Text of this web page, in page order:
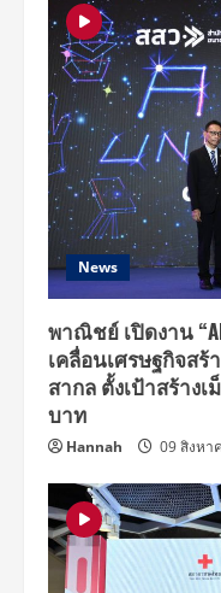
ความ
ฮอต
ส่ง
ท้าย
ปี
กา
รัน
ตี
ลุ
คนี้
หล่อ
มาก
News
พาณิชย์ เปิดงาน
เคลื่อนเศรษฐกิจส
สากล ตั้งเป้าสร้าง
บาท
Hannah 09 สิงหา